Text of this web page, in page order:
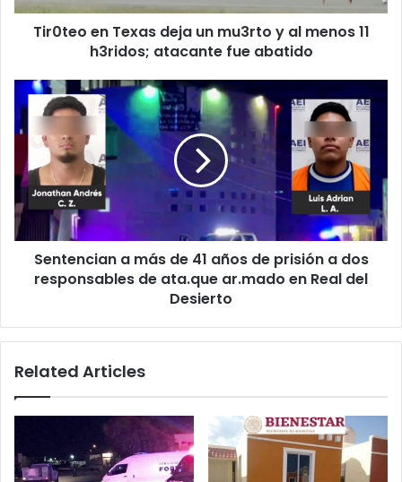
menos
fue
abatido
Tir0teo en Texas deja un mu3rto y al menos 11
h3ridos; atacante fue abatido
Sentencian
a
más
41
años
de
prisión
a
responsables
ar.mado
Real
Sentencian a más de 41 años de prisión a dos
responsables de ata.que ar.mado en Real del
Desierto
Related Articles